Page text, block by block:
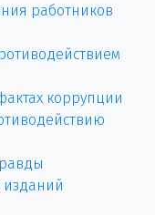
работников
коррупции
изданий